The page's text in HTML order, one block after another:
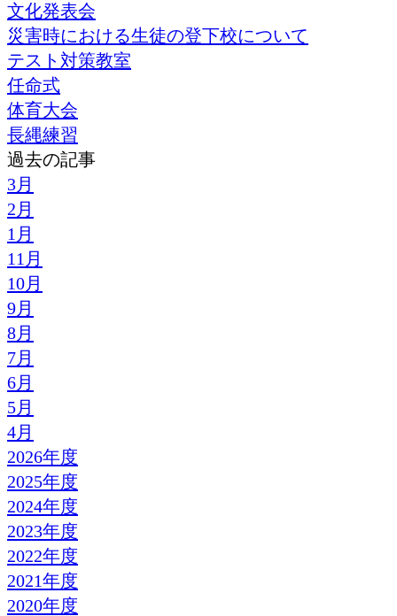
文化発表会
災害時における生徒の登下校について
テスト対策教室
任命式
体育大会
長縄練習
過去の記事
3月
2月
1月
11月
10月
9月
8月
7月
6月
5月
4月
2026年度
2025年度
2024年度
2023年度
2022年度
2021年度
2020年度